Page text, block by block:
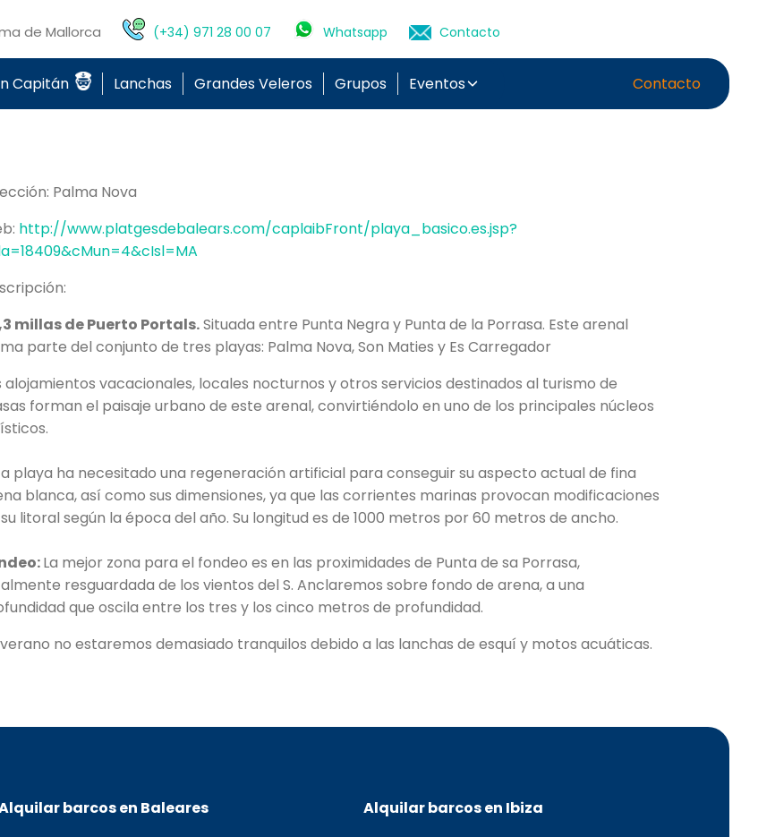
de Mallorca (+34) 971 28 00 07 Whatsapp Contacto
Capitán Lanchas Grandes Veleros Grupos Eventos Contacto
Palma Nova
http://www.platgesdebalears.com/caplaibFront/playa_basico.es.jsp?
millas de Puerto Portals.Situada entre Punta Negra y Punta de la Porrasa. Este arenal
parte del conjunto de tres playas: Palma Nova, Son Maties y Es Carregador
alojamientos vacacionales, locales nocturnos y otros servicios destinados al turismo de
forman el paisaje urbano de este arenal, convirtiéndolo en uno de los principales núcleos
playa ha necesitado una regeneración artificial para conseguir su aspecto actual de fina
blanca, así como sus dimensiones, ya que las corrientes marinas provocan modificaciones
litoral según la época del año. Su longitud es de 1000 metros por 60 metros de ancho.
La mejor zona para el fondeo es en las proximidades de Punta de sa Porrasa,
resguardada de los vientos del S. Anclaremos sobre fondo de arena, a una
que oscila entre los tres y los cinco metros de profundidad.
verano no estaremos demasiado tranquilos debido a las lanchas de esquí y motos acuáticas.
barcos en Baleares Alquilar barcos en Ibiza